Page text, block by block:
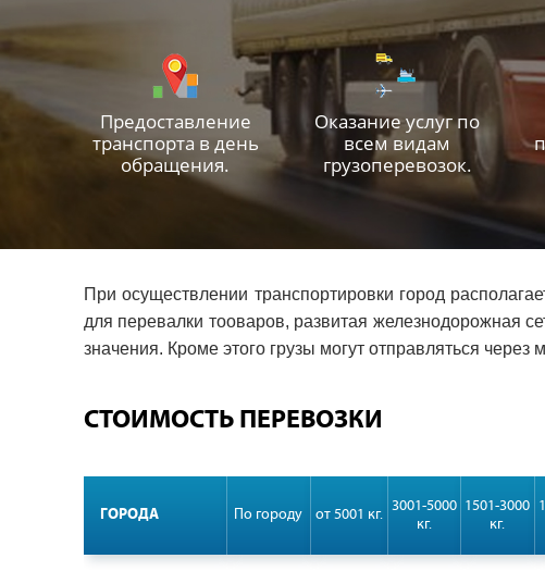
Предоставление
транспорта в день
обращения.
Оказание услуг по
всем видам
грузоперевозок.
При осуществлении транспортировки город
для перевалки тооваров, развитая железнодорожная
значения. Кроме этого грузы могут отправляться
СТОИМОСТЬ ПЕРЕВОЗКИ
ГОРОДА По городу от 5001 кг. 3001-5000
кг.
1501-3000
кг.